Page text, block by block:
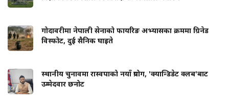
गोदावरीमा नेपाली सेनाको फायरिङ अभ्यासका क्रममा ग्रिनेड
विस्फोट, दुई सैनिक घाइते
स्थानीय चुनावमा रास्वपाको नयाँ प्रयोग, 'क्यान्डिडेट क्लब'बाट
उम्मेदवार छनोट